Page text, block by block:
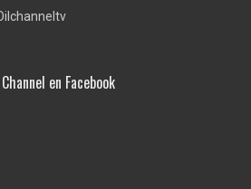
en Facebook